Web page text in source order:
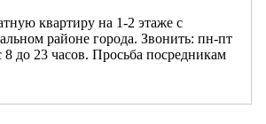
квартиру на 1-2 этаже с
районе города. Звонить: пн-пт
8 до 23 часов. Просьба посредникам